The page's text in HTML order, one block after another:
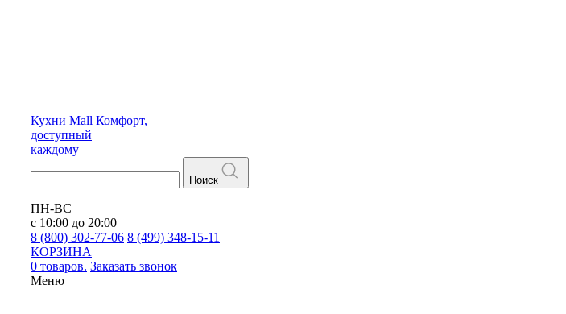
Кухни Mall Комфорт,
доступный
каждому
Поиск
ПН-ВС
с 10:00 до 20:00
8 (800) 302-77-06 8 (499) 348-15-11
КОРЗИНА
0 товаров. Заказать звонок
Меню